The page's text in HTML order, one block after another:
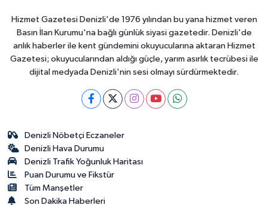
Hizmet Gazetesi Denizli'de 1976 yılından bu yana hizmet veren
Basın İlan Kurumu'na bağlı günlük siyasi gazetedir. Denizli'de
anlık haberler ile kent gündemini okuyucularına aktaran Hizmet
Gazetesi; okuyucularından aldığı güçle, yarım asırlık tecrübesi ile
dijital medyada Denizli'nin sesi olmayı sürdürmektedir.
Denizli Nöbetçi Eczaneler
Denizli Hava Durumu
Denizli Trafik Yoğunluk Haritası
Puan Durumu ve Fikstür
Tüm Manşetler
Son Dakika Haberleri